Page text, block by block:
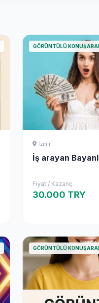
GÖRÜNTÜLÜ
İzmir
İş arayan
Fiyat / Kazanç
30.000 TRY
GÖRÜNTÜLÜ